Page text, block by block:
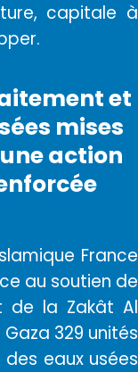
capitale à
et
mises
action
France
au soutien de
de la Zakât Al
329 unités
eaux usées